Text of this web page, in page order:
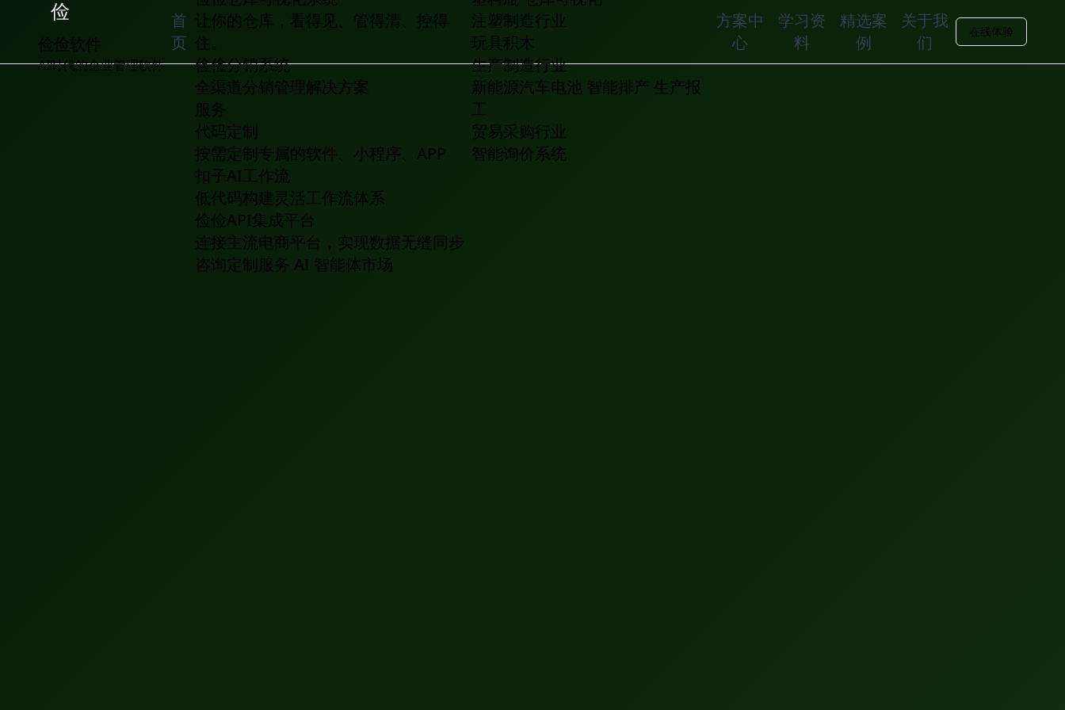
俭
俭俭软件
AI时代的企业管理软件
首
页
让你的仓库，看得见、管得清、控得
住。
俭俭分销系统
全渠道分销管理解决方案
服务
代码定制
按需定制专属的软件、小程序、APP
扣子AI工作流
低代码构建灵活工作流体系
俭俭API集成平台
连接主流电商平台，实现数据无缝同步
咨询定制服务 AI 智能体市场
注塑制造行业
玩具积木
生产制造行业
新能源汽车电池 智能排产 生产报
工
贸易采购行业
智能询价系统
方案中
心
学习资
料
精选案
例
关于我
们
在线体验